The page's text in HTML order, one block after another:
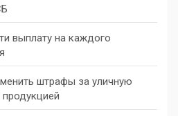
выплату на каждого
штрафы за уличную